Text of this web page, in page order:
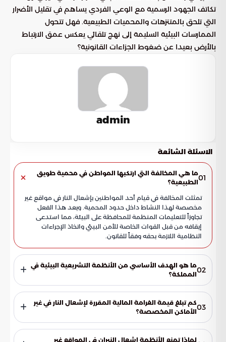
تكاتف الجهود الرسمية مع الوعي الفردي يساهم في تقليل الأضرار
التي تلحق بالمتنزهات والمحميات الطبيعية. فهل تتحول
الممارسات البيئية السليمة إلى نهج تلقائي يعكس عمق الارتباط
بالأرض بعيدا عن ضغوط الجزاءات القانونية؟
admin
الاسئلة الشائعة
01ما هي المخالفة التي ارتكبها المواطن في محمية طويق
الطبيعية؟
تمثلت المخالفة في قيام أحد المواطنين بإشعال النار في مواقع غير
مخصصة لهذا النشاط داخل حدود المحمية. ويعد هذا الفعل
تجاوزاً للتعليمات المنظمة للمحافظة على البيئة، مما استدعى
إيقافه من قبل القوات الخاصة للأمن البيئي واتخاذ الإجراءات
النظامية اللازمة بحقه وفقاً للقانون.
02ما هو الهدف الأساسي من الأنظمة التشريعية البيئية في
المملكة؟
تضع الأنظمة التشريعية حماية الغطاء النباتي ضمن أولوياتها
القصوى لضمان استدامة الموارد الطبيعية في المملكة العربية
السعودية. تهدف هذه القوانين إلى الحد من الممارسات السلبية
كموارد وطنية حيوية للأجيال القادمة.
03كم تبلغ قيمة الغرامة المالية المقررة لإشعال النار في غير
الأماكن المخصصة؟
تفرض اللوائح الخاصة بالمتنزهات الوطنية والغابات عقوبات مالية
تصل قيمتها إلى 3000 ريال سعودي على من يقوم بإشعال النيران
لماذا تمنع الأنظمة إشعال النيران في المواقع غير